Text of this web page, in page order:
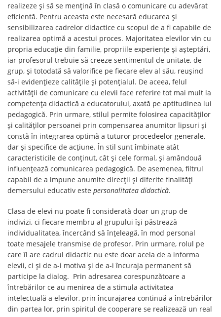
realizeze și să se mențină în clasă o comunicare cu adevărat
eficientă. Pentru aceasta este necesară educarea și
sensibilizarea cadrelor didactice cu scopul de a fi capabile de
realizarea optimă a acestui proces. Majoritatea elevilor vin cu
propria educație din familie, propriile experiențe şi așteptări,
iar profesorul trebuie să creeze sentimentul de unitate, de
grup, și totodată să valorifice pe fiecare elev al său, reușind
să-i evidențieze calitățile și potențialul. De aceea, felul
activității de comunicare cu elevii face referire tot mai mult la
competența didactică a educatorului, axată pe aptitudinea lui
pedagogică. Prin urmare, stilul permite folosirea capacităţilor
și calităţilor persoanei prin compensarea anumitor lipsuri și
constă în integrarea optimă a tuturor procedeelor generale,
dar şi specifice de acţiune. În stil sunt îmbinate atât
caracteristicile de conţinut, cât şi cele formal, și amândouă
influenţează comunicarea pedagogică. De asemenea, filtrul
capabil de a impune anumite direcţii şi diferite finalități
demersului educativ este personalitatea didactică.
Clasa de elevi nu poate fi considerată doar un grup de
indivizi, ci fiecare membru al grupului îşi păstrează
individualitatea, încercând să înțeleagă, în mod personal
toate mesajele transmise de profesor. Prin urmare, rolul pe
care îl are cadrul didactic nu este doar acela de a informa
elevii, ci şi de a-i motiva şi de a-i încuraja permanent să
participe la dialog. Prin adresarea corespunzătoare a
întrebărilor ce au menirea de a stimula activitatea
intelectuală a elevilor, prin încurajarea continuă a întrebărilor
din partea lor, prin spiritul de cooperare se realizează un real